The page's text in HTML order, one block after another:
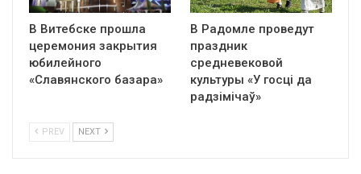
В Витебске прошла
церемония закрытия
юбилейного
«Славянского базара»
В Радомле проведут
праздник
средневековой
культуры «У госці да
радзімічаў»
PREV NEXT